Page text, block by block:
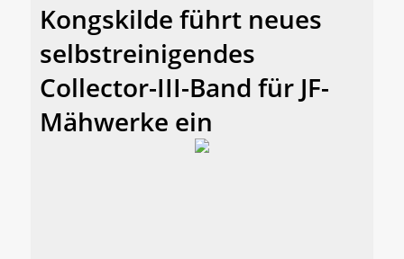
Kongskilde führt neues
selbstreinigendes
Collector-III-Band für JF-
Mähwerke ein